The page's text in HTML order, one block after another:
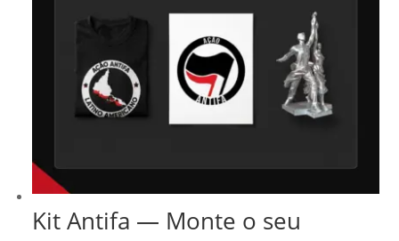
Kit Antifa — Monte o seu